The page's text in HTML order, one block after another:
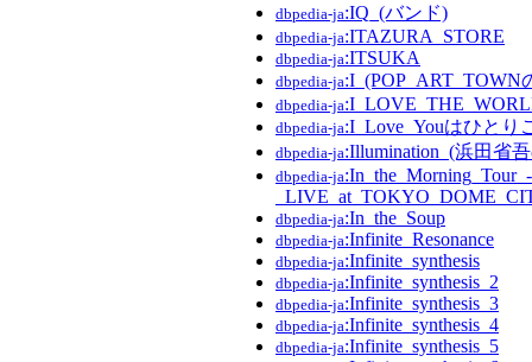
dbpedia-ja:IQ_(バンド)
dbpedia-ja:ITAZURA_STORE
dbpedia-ja:ITSUKA
dbpedia-ja:I_(POP_ART_TOWN
dbpedia-ja
dbpedia-ja:I_Love_Youはひとり
dbpedia-ja:Illumination_(浜田省
dbpedia-ja:In_the_Morning_Tour_-
dbpedia-ja:In_the_Soup
dbpedia-ja:Infinite_Resonance
dbpedia-ja:Infinite_synthesis
dbpedia-ja:Infinite_synthesis_2
dbpedia-ja:Infinite_synthesis_3
dbpedia-ja:Infinite_synthesis_4
dbpedia-ja:Infinite_synthesis_5